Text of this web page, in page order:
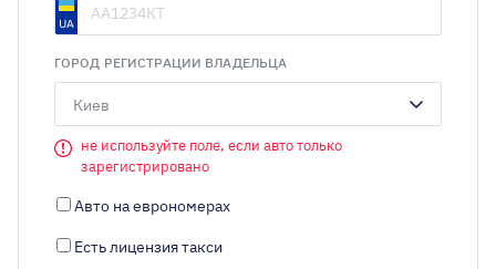
ГОРОД РЕГИСТРАЦИИ ВЛАДЕЛЬЦА
Киев
не используйте поле, если авто только
зарегистрировано
Авто на еврономерах
Есть лицензия такси